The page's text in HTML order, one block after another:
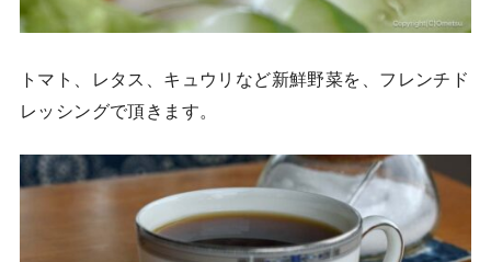
トマト、レタス、キュウリなど新鮮野菜を、フレンチド
レッシングで頂きます。